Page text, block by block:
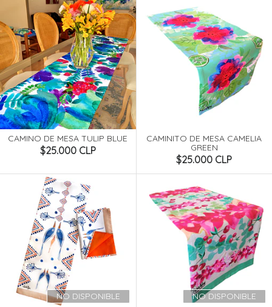
CAMINO DE MESA TULIP BLUE
$25.000 CLP
CAMINITO DE MESA CAMELIA
GREEN
$25.000 CLP
NO DISPONIBLE NO DISPONIBLE